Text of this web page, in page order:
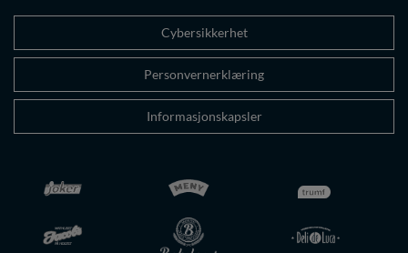
Cybersikkerhet
Personvernerklæring
Informasjonskapsler